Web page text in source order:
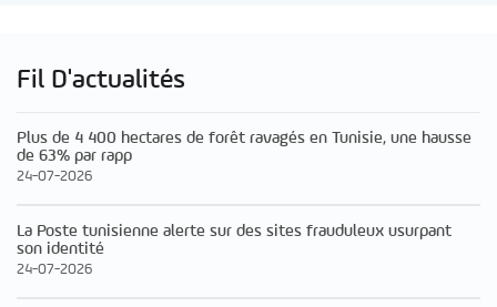
Fil D'actualités
Plus de 4 400 hectares de forêt ravagés en Tunisie, une hausse
de 63% par rapp
24-07-2026
La Poste tunisienne alerte sur des sites frauduleux usurpant
son identité
24-07-2026